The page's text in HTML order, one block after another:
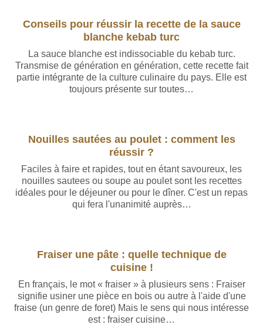
Conseils pour réussir la recette de la sauce
blanche kebab turc
La sauce blanche est indissociable du kebab turc.
Transmise de génération en génération, cette recette fait
partie intégrante de la culture culinaire du pays. Elle est
toujours présente sur toutes…
Nouilles sautées au poulet : comment les
réussir ?
Faciles à faire et rapides, tout en étant savoureux, les
nouilles sautees ou soupe au poulet sont les recettes
idéales pour le déjeuner ou pour le dîner. C'est un repas
qui fera l'unanimité auprès…
Fraiser une pâte : quelle technique de
cuisine !
En français, le mot « fraiser » à plusieurs sens : Fraiser
signifie usiner une pièce en bois ou autre à l'aide d'une
fraise (un genre de foret) Mais le sens qui nous intéresse
est : fraiser cuisine…